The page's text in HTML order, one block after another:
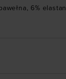
6% elastan